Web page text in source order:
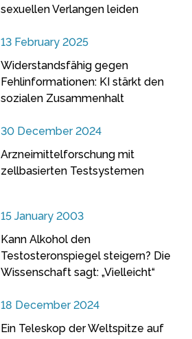
sexuellen Verlangen leiden
13 February 2025
Widerstandsfähig gegen
Fehlinformationen: KI stärkt den
sozialen Zusammenhalt
30 December 2024
Arzneimittelforschung mit
zellbasierten Testsystemen
15 January 2003
Kann Alkohol den
Testosteronspiegel steigern? Die
Wissenschaft sagt: „Vielleicht“
18 December 2024
Ein Teleskop der Weltspitze auf